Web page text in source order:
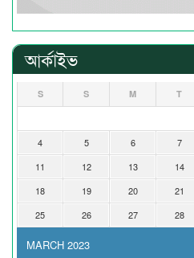
আর্কাইভ
MARCH 2023
S S M T
4
5 6 7
11
12 13 14
18
19 20 21
25
26 27 28